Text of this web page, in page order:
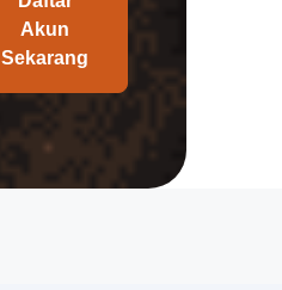
Akun
Sekarang